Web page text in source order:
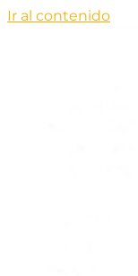
Ir al contenido